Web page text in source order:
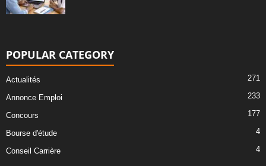
POPULAR CATEGORY
Actualités 271
Annonce Emploi 233
Concours 177
Bourse d'étude 4
Conseil Carrière 4